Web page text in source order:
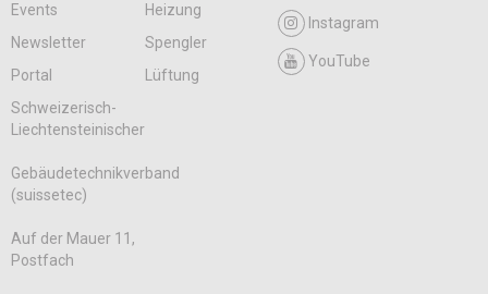
Events
Heizung
Newsletter
Spengler
Portal
Lüftung
Instagram
YouTube
Schweizerisch-
Liechtensteinischer
Gebäudetechnikverband
(suissetec)
Auf der Mauer 11,
Postfach